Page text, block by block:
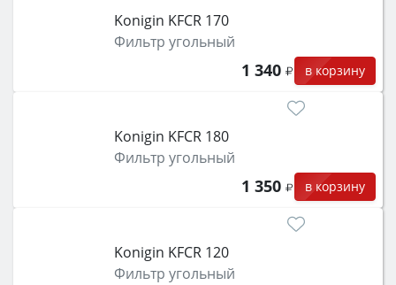
Konigin KFCR 170
Фильтр угольный
1 340 в корзину
Konigin KFCR 180
Фильтр угольный
1 350 в корзину
Konigin KFCR 120
Фильтр угольный